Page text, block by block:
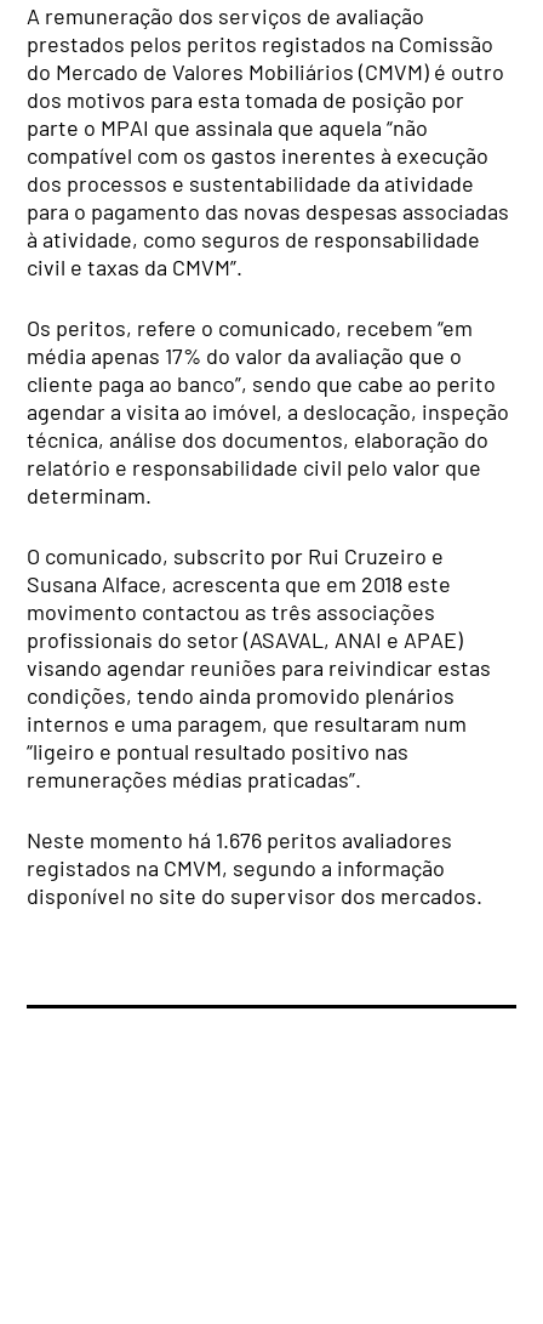
A remuneração dos serviços de avaliação
prestados pelos peritos registados na Comissão
do Mercado de Valores Mobiliários (CMVM) é outro
dos motivos para esta tomada de posição por
parte o MPAI que assinala que aquela “não
compatível com os gastos inerentes à execução
dos processos e sustentabilidade da atividade
para o pagamento das novas despesas associadas
à atividade, como seguros de responsabilidade
civil e taxas da CMVM”.
Os peritos, refere o comunicado, recebem “em
média apenas 17% do valor da avaliação que o
cliente paga ao banco”, sendo que cabe ao perito
agendar a visita ao imóvel, a deslocação, inspeção
técnica, análise dos documentos, elaboração do
relatório e responsabilidade civil pelo valor que
determinam.
O comunicado, subscrito por Rui Cruzeiro e
Susana Alface, acrescenta que em 2018 este
movimento contactou as três associações
profissionais do setor (ASAVAL, ANAI e APAE)
visando agendar reuniões para reivindicar estas
condições, tendo ainda promovido plenários
internos e uma paragem, que resultaram num
“ligeiro e pontual resultado positivo nas
remunerações médias praticadas”.
Neste momento há 1.676 peritos avaliadores
registados na CMVM, segundo a informação
disponível no site do supervisor dos mercados.